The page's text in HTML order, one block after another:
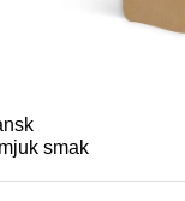
smak